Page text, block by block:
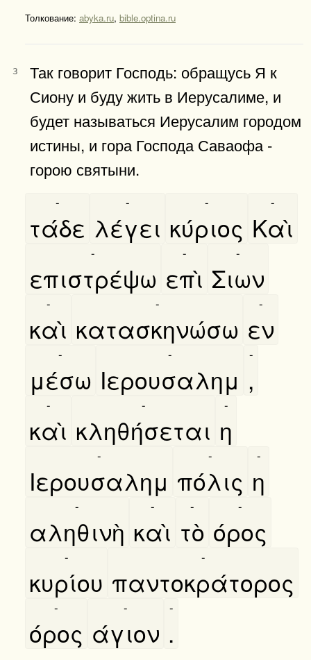
Толкование: abyka.ru, bible.optina.ru
3
Так говорит Господь: обращусь Я к
Сиону и буду жить в Иерусалиме, и
будет называться Иерусалим городом
истины, и гора Господа Саваофа -
горою святыни.
τάδε
-
λέγει
-
κύριος
-
Καὶ
-
επιστρέψω
-
επὶ
-
Σιων
-
καὶ
-
κατασκηνώσω
-
εν
-
μέσω
-
Ιερουσαλημ
-
,
-
καὶ
-
κληθήσεται
-
η
-
Ιερουσαλημ
-
πόλις
-
η
-
αληθινὴ
-
καὶ
-
τὸ
-
όρος
-
κυρίου
-
παντοκράτορος
-
όρος
-
άγιον
-
.
-